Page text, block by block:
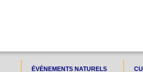
ÉVÉNEMENTS NATURELS